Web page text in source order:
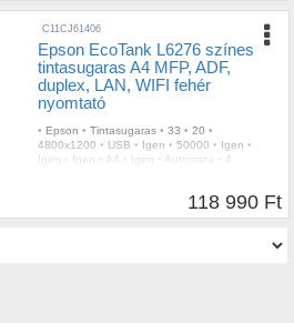
C11CJ61406
Epson EcoTank L6276 színes
tintasugaras A4 MFP, ADF,
duplex, LAN, WIFI fehér
nyomtató
• Epson • Tintasugaras • 33 • 20 •
4800x1200 • USB • Igen • 50000 • Igen •
Igen
Igen A4 Igen Automata 4
118 990 Ft